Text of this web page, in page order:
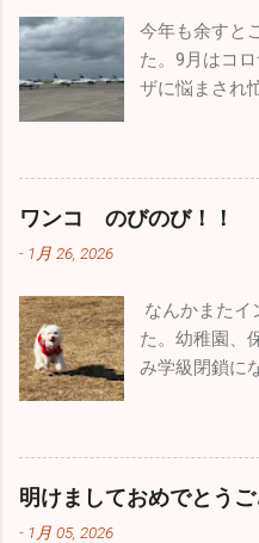
本物のヘルメ
トしてくれま
給されたもの
ヘルメット
ツ・手袋、す
もちろん貰う
りました。湖
迎えた黄色や
最高でした！
帰りました
し、今後も続
を言うとかな
体は悲鳴をあ
いたいな～な
びも全力で
さも厳しく乾
い。注意しま
の流行であたふたしますが、
な正月を迎えられるかもしれ
すが引き続き体調管理をしっ
形式が変わったのでしばらく
分も頑張って「院長の独り
す。HP左上の３本線ハンバ
イブをクリックしていただ
う数年でしょ
もあるのです
るんだろうな
母さんはか
な苦労をされ
がどんな人間
は必ず立派
子供とは、褒
さん 接してあ
今年も余すと
た。9月はコ
ザに悩まされ
まり年末年
が、今年はひ
者さんの数は
末年始は飲む
を付けてくだ
りました。こ
ブルーイン
なれたこと。
かけていた自
ワンコ のびのび！！
- 1月 26, 2026
なんかまたイ
た。幼稚園、
み学級閉鎖に
います。ど
罹患者は多い
す。型はほと
明けましておめでとう
- 1月 05, 2026